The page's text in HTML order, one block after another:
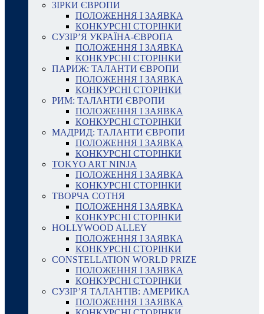
ЗІРКИ ЄВРОПИ
ПОЛОЖЕННЯ І ЗАЯВКА
КОНКУРСНІ СТОРІНКИ
СУЗІР’Я УКРАЇНА-ЄВРОПА
ПОЛОЖЕННЯ І ЗАЯВКА
КОНКУРСНІ СТОРІНКИ
ПАРИЖ: ТАЛАНТИ ЄВРОПИ
ПОЛОЖЕННЯ І ЗАЯВКА
КОНКУРСНІ СТОРІНКИ
РИМ: ТАЛАНТИ ЄВРОПИ
ПОЛОЖЕННЯ І ЗАЯВКА
КОНКУРСНІ СТОРІНКИ
МАДРИД: ТАЛАНТИ ЄВРОПИ
ПОЛОЖЕННЯ І ЗАЯВКА
КОНКУРСНІ СТОРІНКИ
TOKYO ART NINJA
ПОЛОЖЕННЯ І ЗАЯВКА
КОНКУРСНІ СТОРІНКИ
ТВОРЧА СОТНЯ
ПОЛОЖЕННЯ І ЗАЯВКА
КОНКУРСНІ СТОРІНКИ
HOLLYWOOD ALLEY
ПОЛОЖЕННЯ І ЗАЯВКА
КОНКУРСНІ СТОРІНКИ
CONSTELLATION WORLD PRIZE
ПОЛОЖЕННЯ І ЗАЯВКА
КОНКУРСНІ СТОРІНКИ
СУЗІР’Я ТАЛАНТІВ: АМЕРИКА
ПОЛОЖЕННЯ І ЗАЯВКА